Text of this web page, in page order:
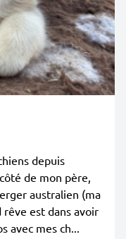
depuis
de mon père,
australien (ma
est dans avoir
avec mes ch...